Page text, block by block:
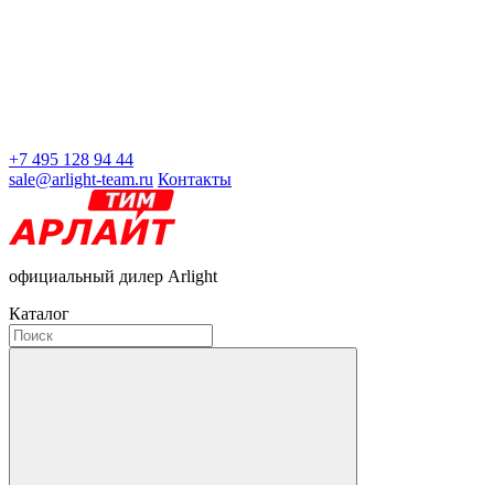
+7 495 128 94 44
sale@arlight-team.ru Контакты
официальный дилер Arlight
Каталог